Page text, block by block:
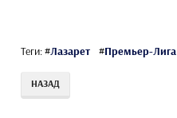
Теги:#Лазарет #Премьер-Лига
НАЗАД